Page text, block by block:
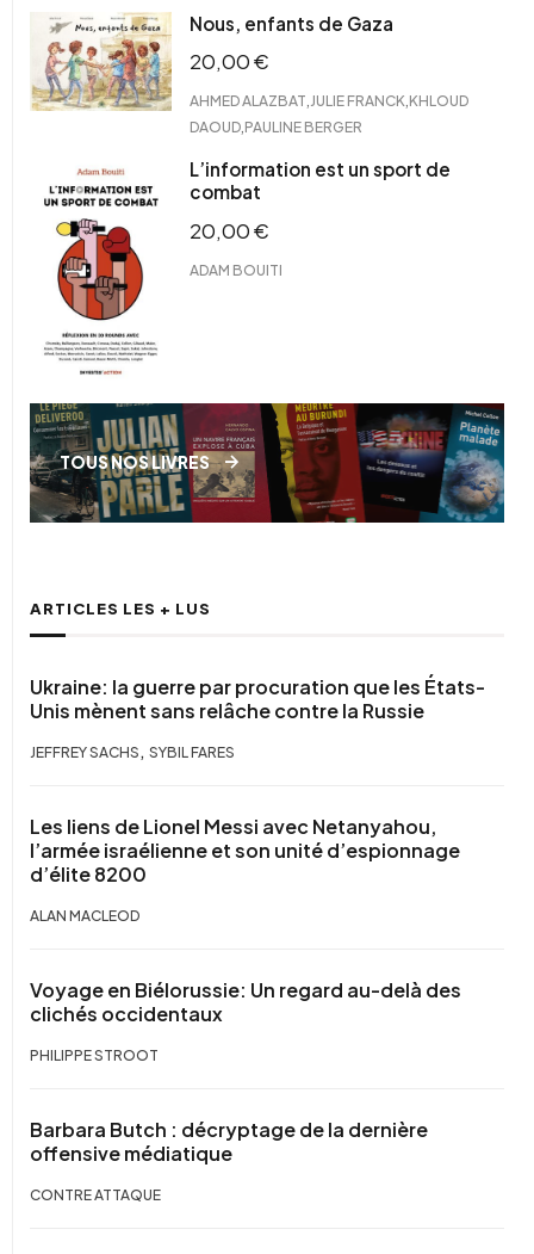
Nous, enfants de Gaza
20,00€
AHMED ALAZBAT JULIE FRANCK KHLOUD
DAOUD PAULINE BERGER
L’information est un sport de
combat
20,00€
ADAM BOUITI
TOUS NOS LIVRES
ARTICLES LES + LUS
Ukraine: la guerre par procuration que les États-
Unis mènent sans relâche contre la Russie
JEFFREY SACHS , SYBIL FARES
Les liens de Lionel Messi avec Netanyahou,
l’armée israélienne et son unité d’espionnage
d’élite 8200
ALAN MACLEOD
Voyage en Biélorussie: Un regard au-delà des
clichés occidentaux
PHILIPPE STROOT
Barbara Butch : décryptage de la dernière
offensive médiatique
CONTRE ATTAQUE